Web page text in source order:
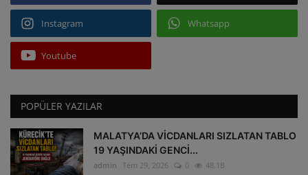
Instagram Whatsapp
Youtube
POPÜLER YAZILAR
MALATYA’DA VİCDANLARI SIZLATAN TABLO
19 YAŞINDAKİ GENCİ...
admin Tem 29, 2026 0 48.1B